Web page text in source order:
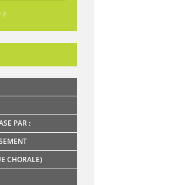
PAR :
CHORALE)